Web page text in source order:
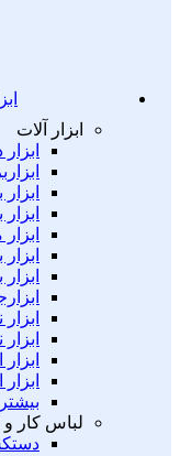
ابزار آلات
ابزار
بیشتر
لباس کار و